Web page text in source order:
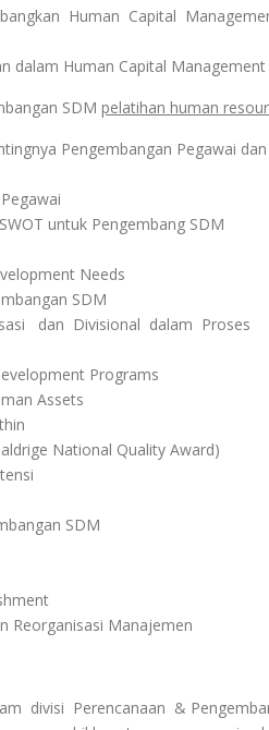
Human Capital
dalam Human Capital Management
SDM pelatihan human
Pengembangan Pegawai dan
untuk Pengembang SDM
Needs
SDM
dan Divisional dalam Proses
Programs
Assets
National Quality Award)
SDM
Reorganisasi Manajemen
divisi Perencanaan &